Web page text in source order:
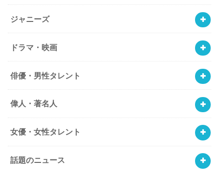
ジャニーズ
ドラマ・映画
俳優・男性タレント
偉人・著名人
女優・女性タレント
話題のニュース